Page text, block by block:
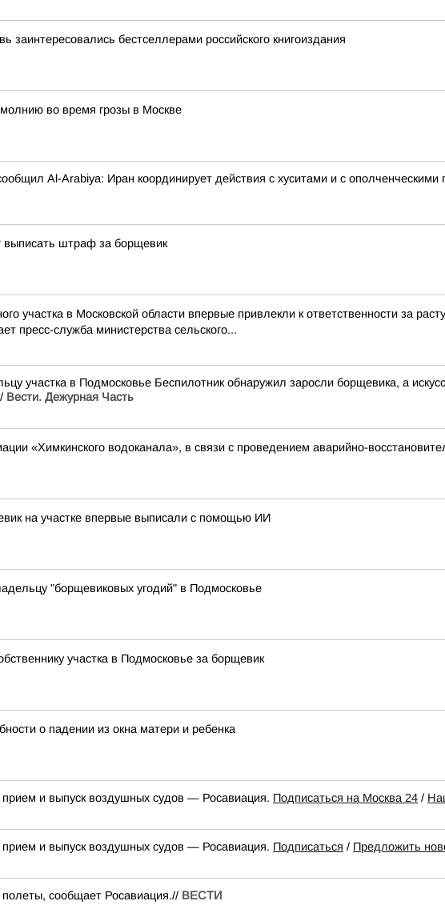
заинтересовались бестселлерами российского книгоиздания
во время грозы в Москве
Al-Arabiya: Иран координирует действия с хуситами и с
выписать штраф за борщевик
участка в Московской области впервые привлекли к ответственности за
пресс-служба министерства сельского...
участка в Подмосковье Беспилотник обнаружил заросли борщевика, а
Вести. Дежурная Часть
«Химкинского водоканала», в связи с проведением аварийно-
на участке впервые выписали с помощью ИИ
"борщевиковых угодий" в Подмосковье
участка в Подмосковье за борщевик
о падении из окна матери и ребенка
и выпуск воздушных судов — Росавиация. Подписаться на Москва 24 /
и выпуск воздушных судов — Росавиация. Подписаться / Предложить
полеты, сообщает Росавиация.// ВЕСТИ